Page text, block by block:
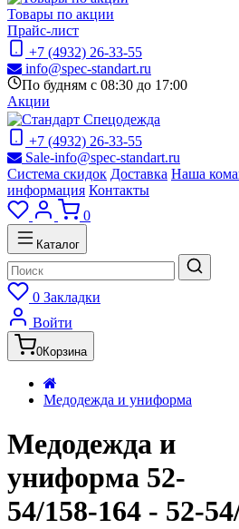
Товары по акции
Прайс-лист
+7 (4932) 26-33-55
info@spec-standart.ru
По будням с 08:30 до 17:00
Акции
+7 (4932) 26-33-55
Sale-info@spec-standart.ru
Система скидок Доставка Наша
информация Контакты
0
Каталог
0 Закладки
Войти
0Корзина
Медодежда и униформа
Медодежда и
униформа 52-
54/158-164 - 52-